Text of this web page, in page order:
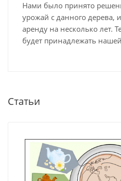
Нами было принято
урожай с данного дерева,
аренду на несколько лет.
будет принадлежать
Статьи